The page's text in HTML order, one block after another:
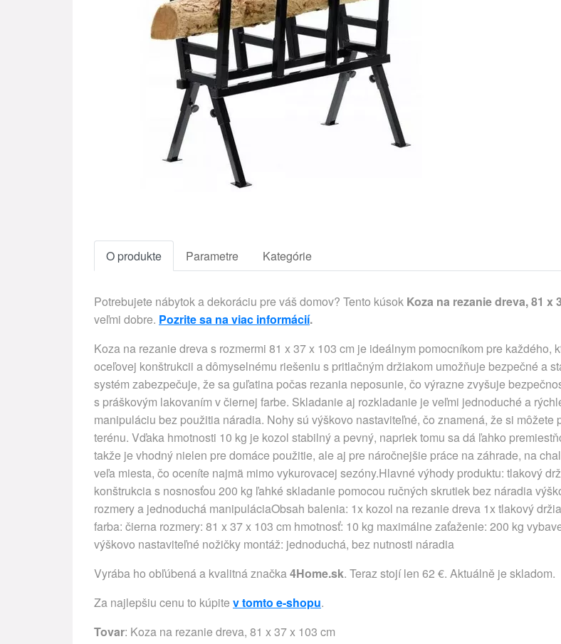
O produkte Parametre Kategórie
Potrebujete nábytok a dekoráciu pre váš domov? Tento kúsok Koza na rezanie dreva, 81 x
veľmi dobre. Pozrite sa na viac informácií.
Koza na rezanie dreva s rozmermi 81 x 37 x 103 cm je ideálnym pomocníkom pre
oceľovej konštrukcii a dômyselnému riešeniu s pritlačným držiakom umožňuje bezpečné a
systém zabezpečuje, že sa guľatina počas rezania neposunie, čo výrazne zvyšuje
s práškovým lakovaním v čiernej farbe. Skladanie aj rozkladanie je veľmi jednoduché a
manipuláciu bez použitia náradia. Nohy sú výškovo nastaviteľné, čo znamená, že si
terénu. Vďaka hmotnosti 10 kg je kozol stabilný a pevný, napriek tomu sa dá ľahko
takže je vhodný nielen pre domáce použitie, ale aj pre náročnejšie práce na záhrade, na
veľa miesta, čo oceníte najmä mimo vykurovacej sezóny.Hlavné výhody produktu: tlakový
konštrukcia s nosnosťou 200 kg ľahké skladanie pomocou ručných skrutiek bez náradia
rozmery a jednoduchá manipuláciaObsah balenia: 1x kozol na rezanie dreva 1x tlakový
farba: čierna rozmery: 81 x 37 x 103 cm hmotnosť: 10 kg maximálne zaťaženie: 200 kg
výškovo nastaviteľné nožičky montáž: jednoduchá, bez nutnosti náradia
Vyrába ho obľúbená a kvalitná značka4Home.sk. Teraz stojí len 62 €. Aktuálně je skladom.
Za najlepšiu cenu to kúpite v tomto e-shopu.
Tovar: Koza na rezanie dreva, 81 x 37 x 103 cm